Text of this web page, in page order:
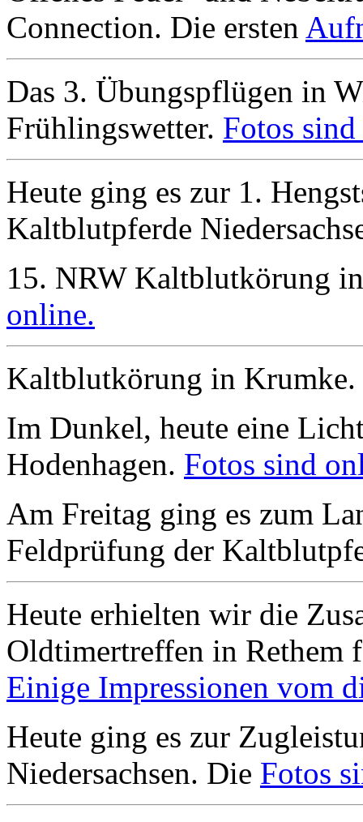
Connection. Die ersten
Das 3. Übungspflügen in
Frühlingswetter. Fotos
Heute ging es zur 1.
Kaltblutpferde
15. NRW Kaltblutkörung
online.
Kaltblutkörung in Krumke.
Im Dunkel, heute eine
Hodenhagen. Fotos sind
Am Freitag ging es zum
Feldprüfung der
Heute erhielten wir die
Oldtimertreffen in Rethem
Einige Impressionen vom
Heute ging es zur
Niedersachsen. Die Fotos